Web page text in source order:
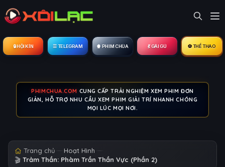
🔒︎ HỘI KÍN ☰ TELEGRAM 🍿 PHIM CHÙA 💃 GÁI GÚ ⚽ THỂ THAO
PHIMCHUA.COM CUNG CẤP TRẢI NGHIỆM XEM PHIM ĐƠN
GIẢN, HỖ TRỢ NHU CẦU XEM PHIM GIẢI TRÍ NHANH CHÓNG
MỌI LÚC MỌI NƠI.
Trang chủ Hoạt Hình
🎬 Trảm Thần: Phàm Trần Thần Vực (Phần 2)